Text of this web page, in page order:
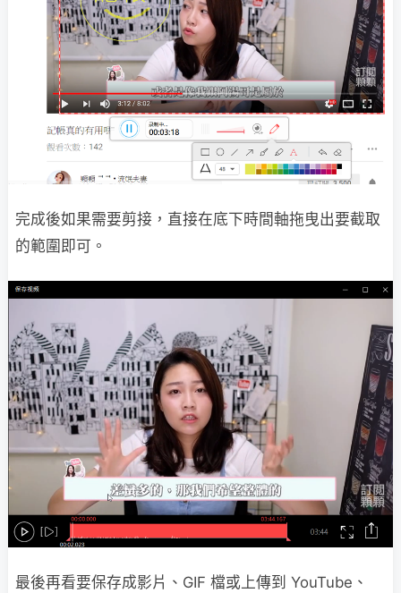
完成後如果需要剪接，直接在底下時間軸拖曳出要截取
的範圍即可。
最後再看要保存成影片、GIF 檔或上傳到 YouTube、